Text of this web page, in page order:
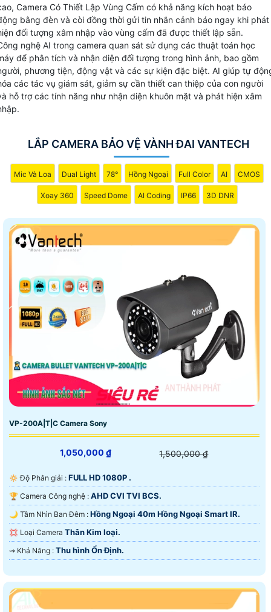
Camera Có Thiết Lập Vùng Cấm có khả năng kích hoạt báo
bằng đèn và còi đồng thời gửi tin nhắn cảnh báo ngay khi phát
đối tượng xâm nhập vào vùng cấm đã được thiết lập sẵn.
nghệ AI trong camera quan sát sử dụng các thuật toán học
để phân tích và nhận diện đối tượng trong hình ảnh, bao gồm
phương tiện, động vật và các sự kiện đặc biệt. AI giúp tự
các tác vụ giám sát, giảm sự cần thiết can thiệp của con người
hỗ trợ các tính năng như nhận diện khuôn mặt và phát hiện xâm
LẮP CAMERA BẢO VỆ VÀNH ĐAI VANTECH
Mic Và Loa Dual Light 78° Hồng Ngoại Full Color AI CMOS
Xoay 360 Speed Dome AI Coding IP66 3D DNR
VP-200A|T|C Camera Sony
1,050,000 ₫ 1,500,000 ₫
🔅 Độ Phân giải : FULL HD 1080P .
🏆 Camera Công nghệ : AHD CVI TVI BCS.
🌙 Tầm Nhìn Ban Đêm : Hồng Ngoại 40m Hồng Ngoại Smart IR.
💢 Loại Camera Thân Kim loại.
️⇝ Khả Năng : Thu hình Ổn Định.